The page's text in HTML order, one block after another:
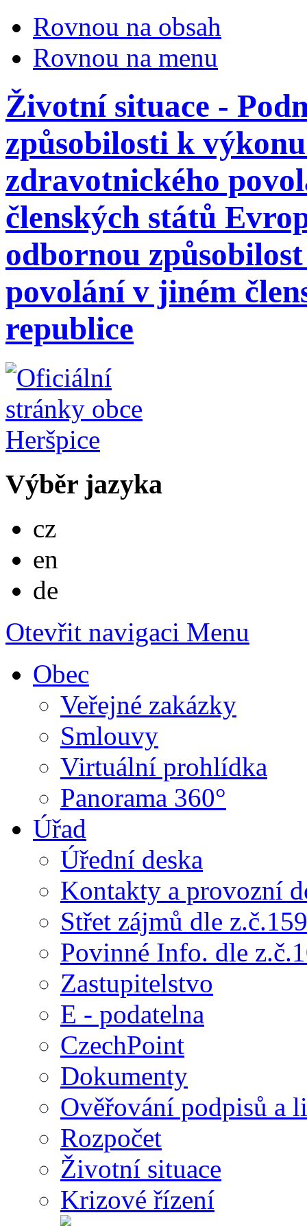
Rovnou na obsah
Rovnou na menu
Životní situace -
způsobilosti k
zdravotnického
členských států
odbornou
povolání v jiném
republice
Výběr jazyka
cz
en
de
Otevřit navigaci Menu
Obec
Veřejné zakázky
Smlouvy
Virtuální prohlídka
Panorama 360°
Úřad
Úřední deska
Kontakty a provozní
Střet zájmů dle
Povinné Info. dle
Zastupitelstvo
E - podatelna
CzechPoint
Dokumenty
Ověřování podpisů a
Rozpočet
Životní situace
Krizové řízení